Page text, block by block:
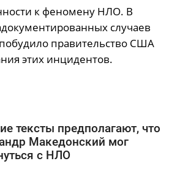
к феномену НЛО. В
случаев
правительство США
этих инцидентов.
тексты предполагают, что
Македонский мог
с НЛО